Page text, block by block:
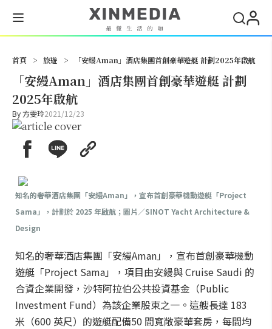
首頁 > 旅遊 > 「安縵Aman」酒店集團首創豪華遊艇 計劃2025年啟航
「安縵Aman」酒店集團首創豪華遊艇 計劃
2025年啟航
By方雯玲2021/12/23
知名的奢華酒店集團「安縵Aman」，宣布首創豪華機動遊艇「Project
Sama」，計劃於 2025 年啟航；圖片／SINOT Yacht Architecture &
Design
知名的奢華酒店集團「安縵Aman」，宣布首創豪華機動
遊艇「Project Sama」，項目由安縵與 Cruise Saudi 的
合資企業開發，沙特阿拉伯公共投資基金（Public
Investment Fund）為該企業股東之一。這艘長達 183
米（600 英尺）的遊艇配備50 間寬敞豪華套房，每間均